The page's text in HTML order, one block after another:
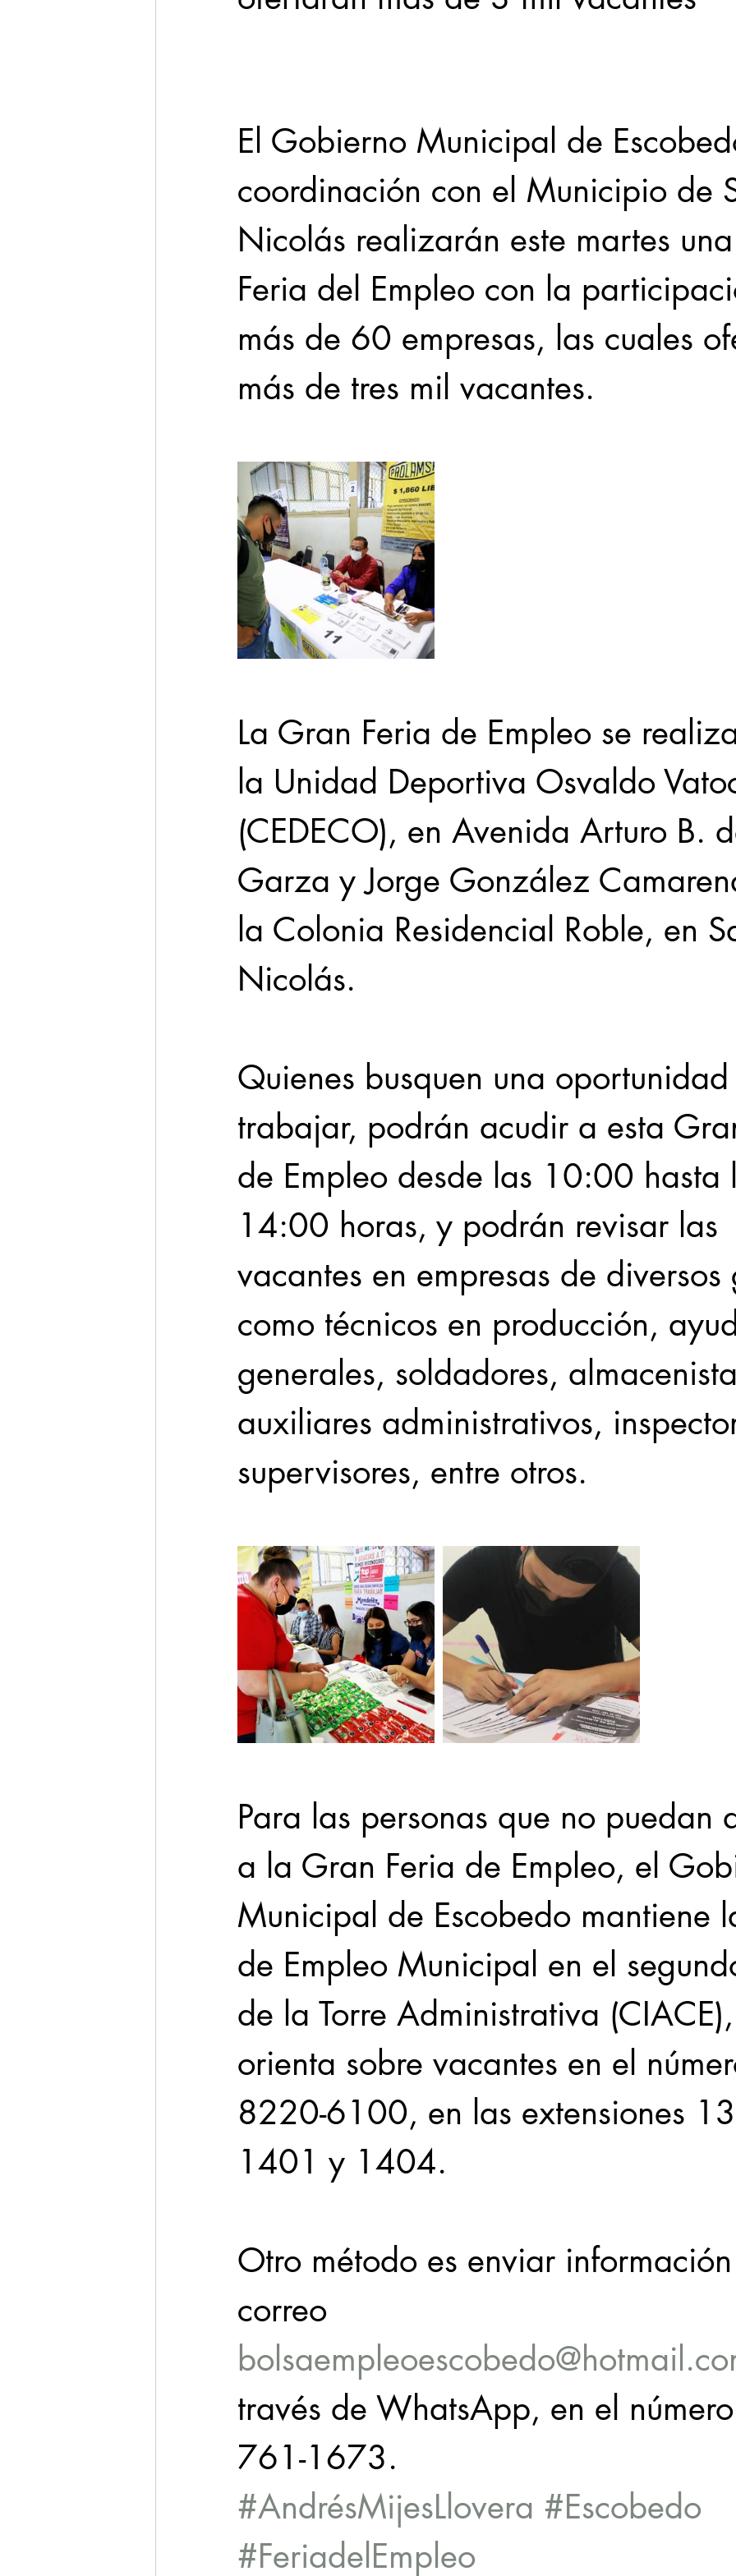
Seguridad 1 enero
El Gobierno Municipal de
coordinación con el Municipio de
Nicolás realizarán este martes
Feria del Empleo con la
más de 60 empresas, las cuales
más de tres mil vacantes.
La Gran Feria de Empleo se
la Unidad Deportiva Osvaldo
(CEDECO), en Avenida Arturo B.
Garza y Jorge González
la Colonia Residencial Roble, en
Nicolás.
Quienes busquen una
trabajar, podrán acudir a esta
de Empleo desde las 10:00 hasta
14:00 horas, y podrán revisar las
vacantes en empresas de diversos
como técnicos en producción,
generales, soldadores,
auxiliares administrativos,
supervisores, entre otros.
Para las personas que no puedan
a la Gran Feria de Empleo, el
Municipal de Escobedo mantiene
de Empleo Municipal en el
de la Torre Administrativa
orienta sobre vacantes en el
8220-6100, en las extensiones
1401 y 1404.
Otro método es enviar
correo
través de WhatsApp, en el
761-1673.
#AndrésMijesLlovera #Escobedo
#FeriadelEmpleo